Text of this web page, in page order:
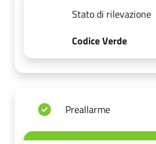
Stato di rilevazione
Codice Verde
Preallarme